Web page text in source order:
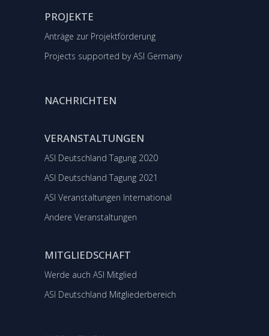
PROJEKTE
Anträge zur Projektförderung
Projects supported by ASI Germany
NACHRICHTEN
VERANSTALTUNGEN
ASI Deutschland Tagung 2020
ASI Deutschland Tagung 2021
ASI Veranstaltungen International
Andere Veranstaltungen
MITGLIEDSCHAFT
Werde auch ASI Mitglied
ASI Deutschland Mitgliederbereich